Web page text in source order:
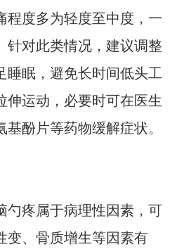
程度多为轻度至中度，一
针对此类情况，建议调整
睡眠，避免长时间低头工
伸运动，必要时可在医生
酚片等药物缓解症状。
勺疼属于病理性因素，可
变、骨质增生等因素有